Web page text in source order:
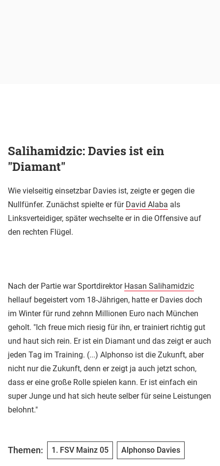
Salihamidzic: Davies ist ein
"Diamant"
Wie vielseitig einsetzbar Davies ist, zeigte er gegen die
Nullfünfer. Zunächst spielte er für David Alaba als
Linksverteidiger, später wechselte er in die Offensive auf
den rechten Flügel.
Nach der Partie war Sportdirektor Hasan Salihamidzic
hellauf begeistert vom 18-Jährigen, hatte er Davies doch
im Winter für rund zehnn Millionen Euro nach München
geholt. "Ich freue mich riesig für ihn, er trainiert richtig gut
und haut sich rein. Er ist ein Diamant und das zeigt er auch
jeden Tag im Training. (...) Alphonso ist die Zukunft, aber
nicht nur die Zukunft, denn er zeigt ja auch jetzt schon,
dass er eine große Rolle spielen kann. Er ist einfach ein
super Junge und hat sich heute selber für seine Leistungen
belohnt."
Themen: 1. FSV Mainz 05 Alphonso Davies